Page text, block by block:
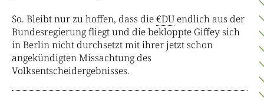
So. Bleibt nur zu hoffen, dass die€DU endlich aus der
Bundesregierung fliegt und die bekloppte Giffey sich
in Berlin nicht durchsetzt mit ihrer jetzt schon
angekündigten Missachtung des
Volksentscheidergebnisses.